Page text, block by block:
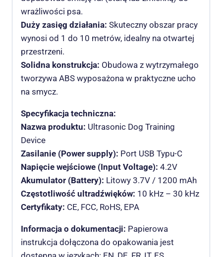
wrażliwości psa.
Duży zasięg działania: Skuteczny obszar pracy
wynosi od 1 do 10 metrów, idealny na otwartej
przestrzeni.
Solidna konstrukcja: Obudowa z wytrzymałego
tworzywa ABS wyposażona w praktyczne ucho
na smycz.
Specyfikacja techniczna:
Nazwa produktu: Ultrasonic Dog Training
Device
Zasilanie (Power supply): Port USB Typu-C
Napięcie wejściowe (Input Voltage): 4.2V
Akumulator (Battery): Litowy 3.7V / 1200 mAh
Częstotliwość ultradźwięków: 10 kHz – 30 kHz
Certyfikaty: CE, FCC, RoHS, EPA
Informacja o dokumentacji: Papierowa
instrukcja dołączona do opakowania jest